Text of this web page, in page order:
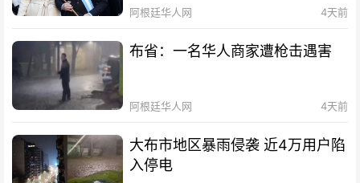
阿根廷华人网 4天前
布省：一名华人商家遭枪击遇害
阿根廷华人网 4天前
大布市地区暴雨侵袭 近4万用户陷
入停电